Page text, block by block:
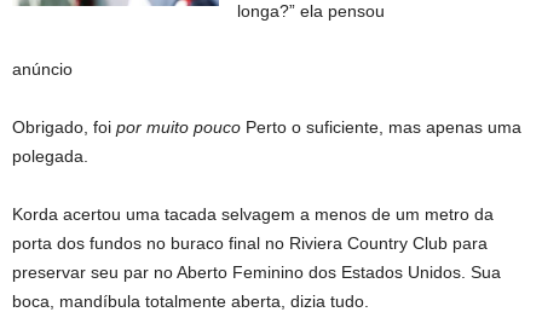
longa?” ela pensou
anúncio
Obrigado, foi por muito pouco Perto o suficiente, mas apenas uma
polegada.
Korda acertou uma tacada selvagem a menos de um metro da
porta dos fundos no buraco final no Riviera Country Club para
preservar seu par no Aberto Feminino dos Estados Unidos. Sua
boca, mandíbula totalmente aberta, dizia tudo.